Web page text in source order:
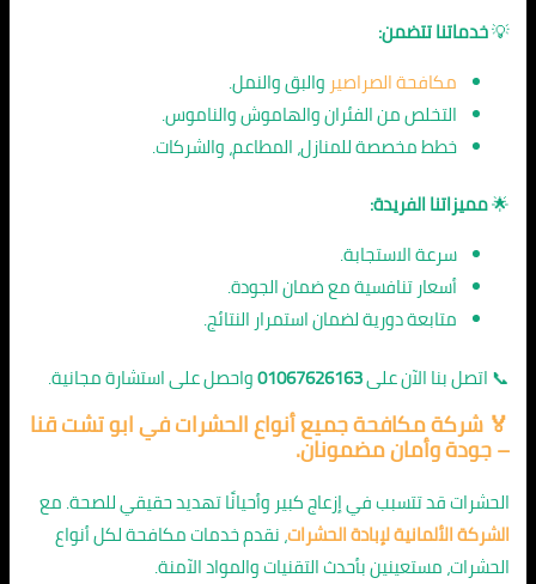
💡خدماتنا تتضمن:
مكافحة الصراصير والبق والنمل.
التخلص من الفئران والهاموش والناموس.
خطط مخصصة للمنازل، المطاعم، والشركات.
🌟مميزاتنا الفريدة:
سرعة الاستجابة.
أسعار تنافسية مع ضمان الجودة.
متابعة دورية لضمان استمرار النتائج.
📞 اتصل بنا الآن على01067626163واحصل على استشارة مجانية.
🏅 شركة مكافحة جميع أنواع الحشرات في ابو تشت قنا
– جودة وأمان مضمونان.
الحشرات قد تتسبب في إزعاج كبير وأحيانًا تهديد حقيقي للصحة. مع
الشركة الألمانية لإبادة الحشرات، نقدم خدمات مكافحة لكل أنواع
الحشرات، مستعينين بأحدث التقنيات والمواد الآمنة.